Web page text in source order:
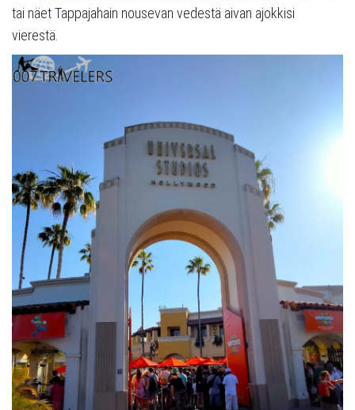
tai näet Tappajahain nousevan vedestä aivan ajokkisi
vierestä.